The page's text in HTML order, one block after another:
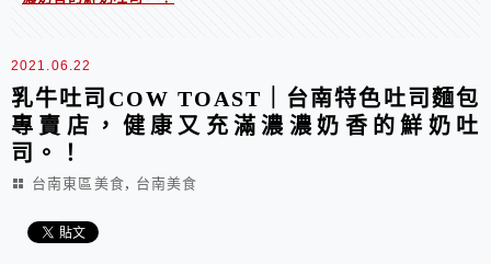
2021.06.22
乳牛吐司COW TOAST｜台南特色吐司麵包
專賣店，健康又充滿濃濃奶香的鮮奶吐
司。！
台南東區美食, 台南美食